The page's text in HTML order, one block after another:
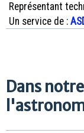
Représentant
Un service de :
Dans